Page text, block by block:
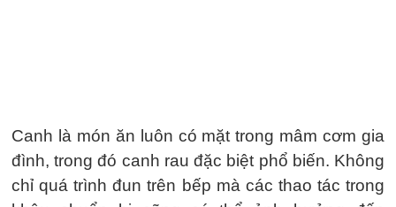
Canh là món ăn luôn có mặt trong mâm cơm gia
đình, trong đó canh rau đặc biệt phổ biến. Không
chỉ quá trình đun trên bếp mà các thao tác trong